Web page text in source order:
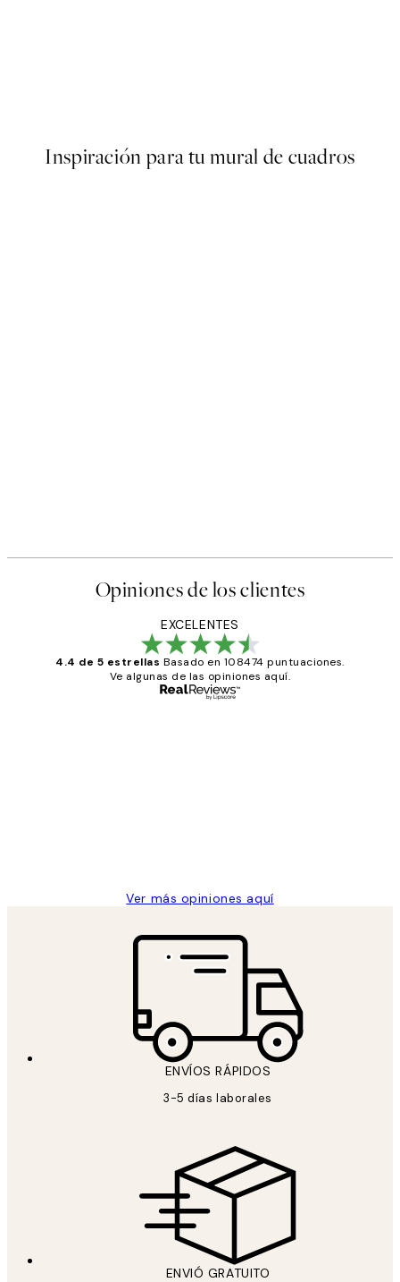
Inspiración para tu mural de cuadros
Opiniones de los clientes
EXCELENTES
4.4 de 5 estrellas Basado en 108474 puntuaciones.
Ve algunas de las opiniones aquí.
Ver más opiniones aquí
ENVÍOS RÁPIDOS
3-5 días laborales
ENVIÓ GRATUITO